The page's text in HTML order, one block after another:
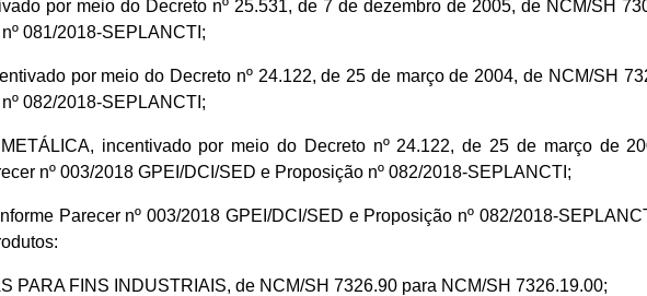
por meio do Decreto nº 25.531, de 7 de dezembro de 2005, de NCM/SH
081/2018-SEPLANCTI;
por meio do Decreto nº 24.122, de 25 de março de 2004, de NCM/SH
082/2018-SEPLANCTI;
incentivado por meio do Decreto nº 24.122, de 25 de março de
nº 003/2018 GPEI/DCI/SED e Proposição nº 082/2018-SEPLANCTI;
Parecer nº 003/2018 GPEI/DCI/SED e Proposição nº 082/2018-
PARA FINS INDUSTRIAIS, de NCM/SH 7326.90 para NCM/SH 7326.19.00;